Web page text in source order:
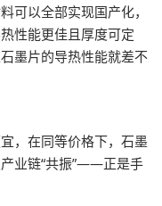
以全部实现国产化，
性能更佳且厚度可定
墨片的导热性能就差不
，在同等价格下，石墨
业链“共振”——正是手